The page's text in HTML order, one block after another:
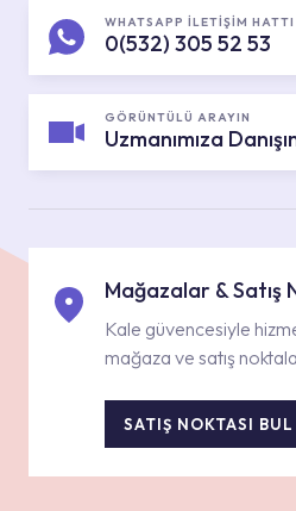
WHATSAPP İLETİŞİM HATTI
0(532) 305 52 53
GÖRÜNTÜLÜ ARAYIN
Uzmanımıza
Mağazalar & Satış
Kale güvencesiyle
mağaza ve satış
SATIŞ NOKTASI BUL